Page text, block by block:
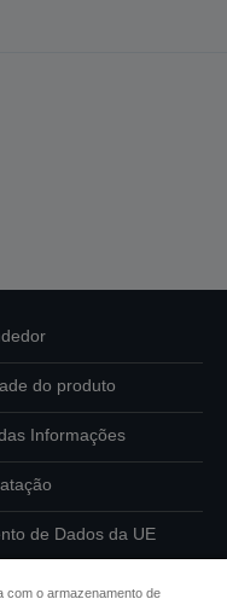
do produto
Informações
de Dados da UE
com o armazenamento de